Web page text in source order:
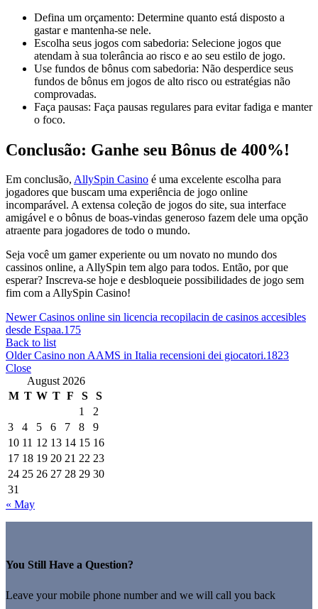
Defina um orçamento: Determine quanto está disposto a
gastar e mantenha-se nele.
Escolha seus jogos com sabedoria: Selecione jogos que
atendam à sua tolerância ao risco e ao seu estilo de jogo.
Use fundos de bônus com sabedoria: Não desperdice seus
fundos de bônus em jogos de alto risco ou estratégias não
comprovadas.
Faça pausas: Faça pausas regulares para evitar fadiga e manter
o foco.
Conclusão: Ganhe seu Bônus de 400%!
Em conclusão, AllySpin Casino é uma excelente escolha para
jogadores que buscam uma experiência de jogo online
incomparável. A extensa coleção de jogos do site, sua interface
amigável e o bônus de boas-vindas generoso fazem dele uma opção
atraente para jogadores de todo o mundo.
Seja você um gamer experiente ou um novato no mundo dos
cassinos online, a AllySpin tem algo para todos. Então, por que
esperar? Inscreva-se hoje e desbloqueie possibilidades de jogo sem
fim com a AllySpin Casino!
Newer Casinos online sin licencia recopilacin de casinos accesibles
desde Espaa.175
Back to list
Older Casino non AAMS in Italia recensioni dei giocatori.1823
Close
August 2026
M T W T F S
S
1
2
3
4 5 6 7 8
9
10 11 12 13 14 15 16
17 18 19 20 21 22 23
24 25 26 27 28 29 30
31
« May
You Still Have a Question?
Leave your mobile phone number and we will call you back